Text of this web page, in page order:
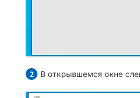
В открывшемся окне